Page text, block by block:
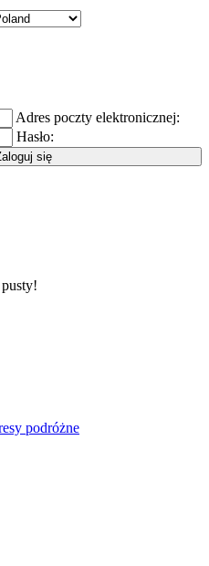
Adres poczty elektronicznej:
Hasło:
się
podróżne